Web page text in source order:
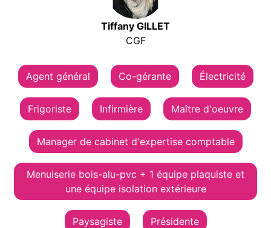
Tiffany GILLET
CGF
Agent général Co-gérante Électricité
Frigoriste Infirmière Maître d'oeuvre
Manager de cabinet d'expertise comptable
Menuiserie bois-alu-pvc + 1 équipe plaquiste et
une équipe isolation extérieure
Paysagiste Présidente